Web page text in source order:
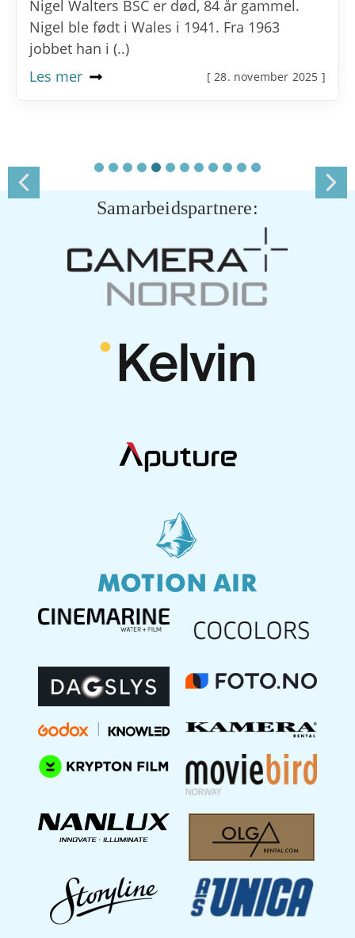
Nigel Walters BSC er død, 84 år gammel.
Nigel ble født i Wales i 1941. Fra 1963
jobbet han i (..)
[ 28. november 2025 ]
Les mer
Samarbeidspartnere: